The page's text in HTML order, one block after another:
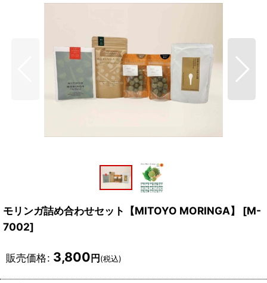
モリンガ詰め合わせセット【MITOYO MORINGA】 [M-
7002]
販売価格: 3,800円(税込)